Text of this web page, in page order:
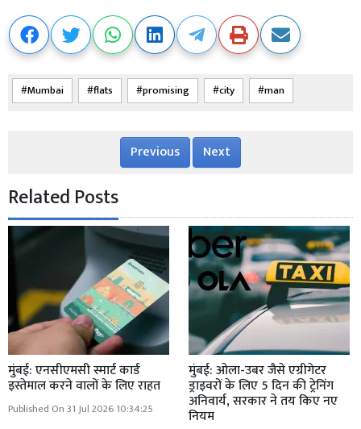
Mumbai flats promising city man
Previous Next
Related Posts
मुंबई: एनसीएमसी स्मार्ट कार्ड
इस्तेमाल करने वालों के लिए राहत
Published On 31 Jul 2026 10:34:25
मुंबई: ओला-उबर जैसे एग्रीगेटर
ड्राइवरों के लिए 5 दिन की ट्रेनिंग
अनिवार्य, सरकार ने तय किए नए
नियम